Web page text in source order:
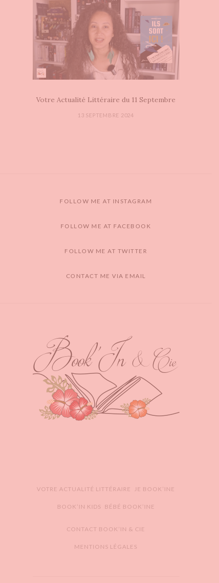
Votre Actualité Littéraire du 11 Septembre
13 SEPTEMBRE 2024
FOLLOW ME AT INSTAGRAM
FOLLOW ME AT FACEBOOK
FOLLOW ME AT TWITTER
CONTACT ME VIA EMAIL
VOTRE ACTUALITÉ LITTÉRAIRE JE BOOK’INE
BOOK’IN KIDS BÉBÉ BOOK’INE
CONTACT BOOK’IN & CIE
MENTIONS LÉGALES